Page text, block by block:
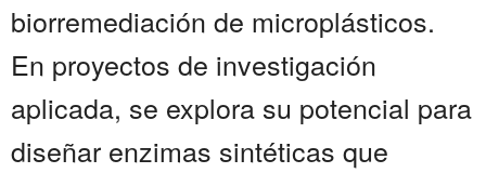
biorremediación de microplásticos.
En proyectos de investigación
aplicada, se explora su potencial para
diseñar enzimas sintéticas que